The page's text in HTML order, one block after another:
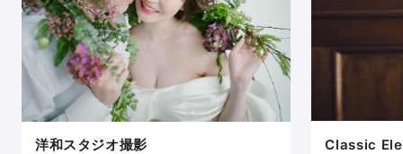
洋和スタジオ撮影 Classic